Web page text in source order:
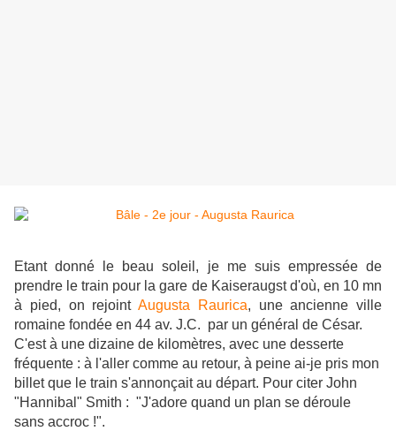
Etant donné le beau soleil, je me suis empressée de
prendre le train pour la gare de Kaiseraugst d'où, en 10 mn
à pied, on rejoint Augusta Raurica, une ancienne ville
romaine fondée en 44 av. J.C. par un général de César.
C'est à une dizaine de kilomètres, avec une desserte
fréquente : à l'aller comme au retour, à peine ai-je pris mon
billet que le train s'annonçait au départ. Pour citer John
"Hannibal" Smith : "J'adore quand un plan se déroule
sans accroc !".